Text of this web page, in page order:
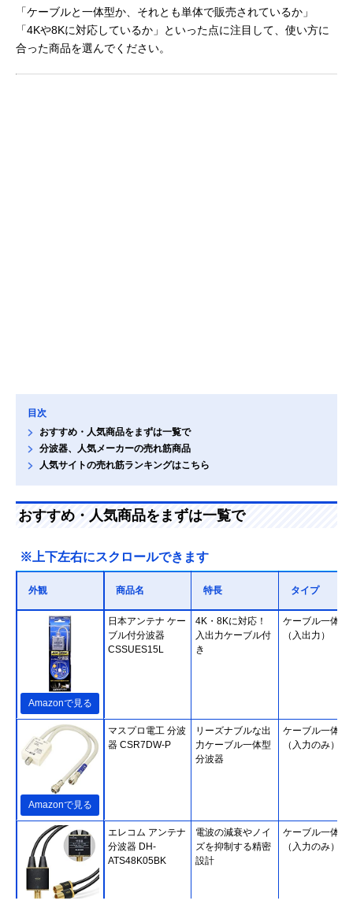
「ケーブルと一体型か、それとも単体で販売されているか」
「4Kや8Kに対応しているか」といった点に注目して、使い方に
合った商品を選んでください。
目次
おすすめ・人気商品をまずは一覧で
分波器、人気メーカーの売れ筋商品
人気サイトの売れ筋ランキングはこちら
おすすめ・人気商品をまずは一覧で
※上下左右にスクロールできます
外観 商品名 特長 タイプ
Amazonで見る
日本アンテナ ケー
ブル付分波器
CSSUES15L
4K・8Kに対応！
入出力ケーブル付
き
ケーブル一体型
（入出力）
Amazonで見る
マスプロ電工 分波
器 CSR7DW-P
リーズナブルな出
力ケーブル一体型
分波器
ケーブル一体型
（入力のみ）
エレコム アンテナ
分波器 DH-
ATS48K05BK
電波の減衰やノイ
ズを抑制する精密
設計
ケーブル一体型
（入力のみ）